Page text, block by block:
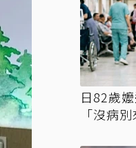
日82歲
「沒病